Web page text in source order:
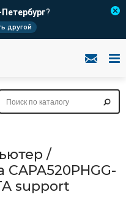
?
другой
/
support